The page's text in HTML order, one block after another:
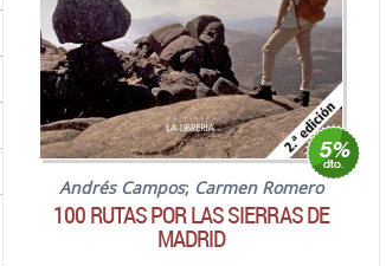
Andrés Campos; Carmen Romero
100 RUTAS POR LAS SIERRAS DE
MADRID